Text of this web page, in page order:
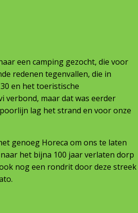
een camping gezocht, die voor
redenen tegenvallen, die in
en het toeristische
verbond, maar dat was eerder
lag het strand en voor onze
genoeg Horeca om ons te laten
het bijna 100 jaar verlaten dorp
nog een rondrit door deze streek